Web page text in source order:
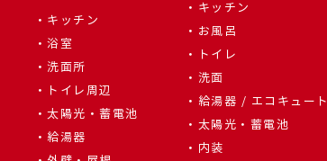
キッチン
浴室
洗面所
トイレ周辺
太陽光・蓄電池
給湯器
キッチン
お風呂
トイレ
洗面
給湯器 / エコキュート
太陽光・蓄電池
内装